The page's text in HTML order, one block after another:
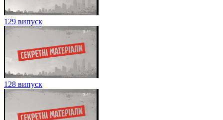
129 випуск
128 випуск